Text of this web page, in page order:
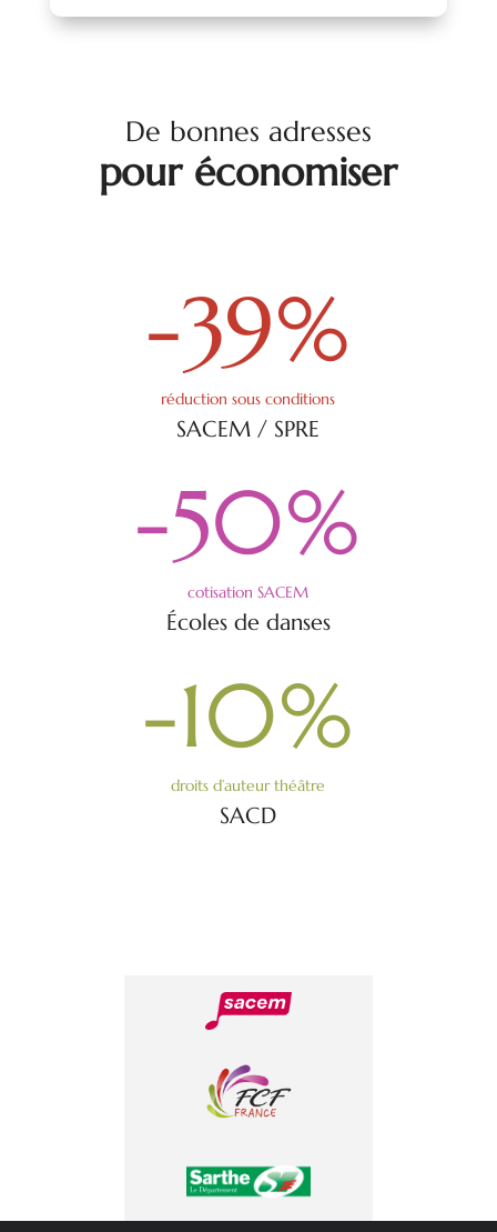
De bonnes adresses
pour économiser
-39%
réduction sous conditions
SACEM / SPRE
-50%
cotisation SACEM
Écoles de danses
-10%
droits d’auteur théâtre
SACD